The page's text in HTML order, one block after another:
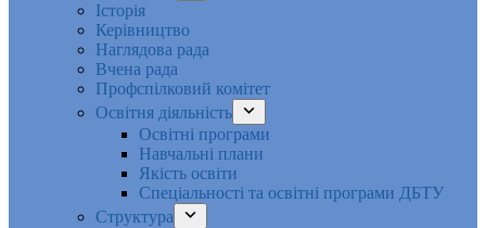
Історія
Керівництво
Наглядова рада
Вчена рада
Профспілковий комітет
Освітня діяльність
Освітні програми
Навчальні плани
Якість освіти
Спеціальності та освітні програми ДБТУ
Структура